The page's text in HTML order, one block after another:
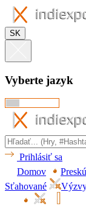
SK
Vyberte jazyk
Prihlásiť sa
Domov
Sťahované